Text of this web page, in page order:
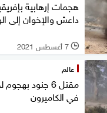
هجمات إرهابية
داعش والإخوان إلى
l 7 أغسطس 2021
عالم
مقتل 6 جنود
في الكاميرون